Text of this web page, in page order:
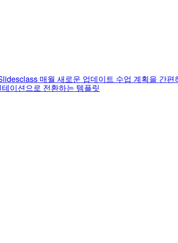
매월 새로운 업데이트 수업 계획을 간편
이션으로 전환하는 템플릿